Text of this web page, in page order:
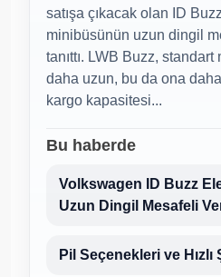
satışa çıkacak olan ID
minibüsünün uzun dingil
tanıttı. LWB Buzz,
daha uzun, bu da ona
kargo kapasitesi...
Bu haberde
Volkswagen ID Buzz
Uzun Dingil Mesafeli
Pil Seçenekleri ve